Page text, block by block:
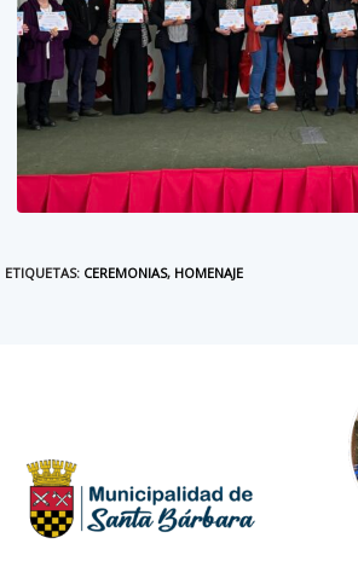
ETIQUETAS: CEREMONIAS, HOMENAJE